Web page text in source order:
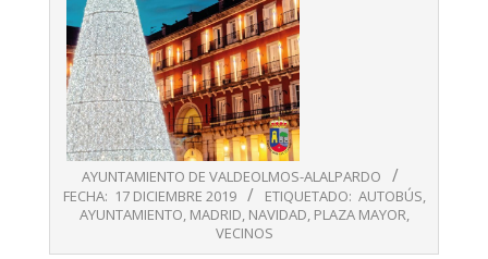
AYUNTAMIENTO DE VALDEOLMOS-ALALPARDO
FECHA: 17 DICIEMBRE 2019 ETIQUETADO: AUTOBÚS,
AYUNTAMIENTO, MADRID, NAVIDAD, PLAZA MAYOR,
VECINOS